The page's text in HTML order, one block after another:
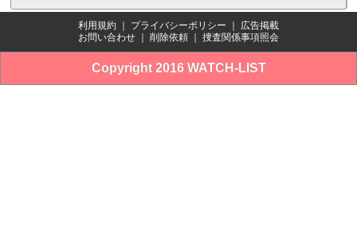
利用規約 プライバシーポリシー
広告掲載
お問い合わせ
削除依頼 捜査関係事項照会
Copyright 2016 WATCH-LIST